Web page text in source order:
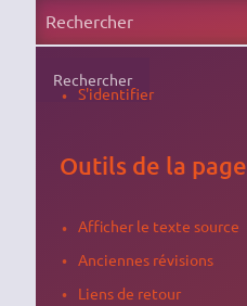
Rechercher
S'identifier
Outils de la page
Afficher le texte source
Anciennes révisions
Liens de retour